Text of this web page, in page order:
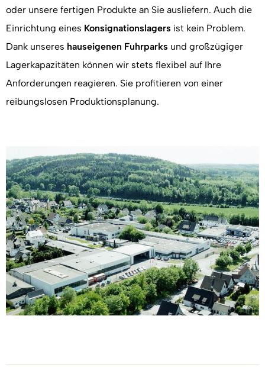
oder unsere fertigen Produkte an Sie ausliefern. Auch die
Einrichtung eines Konsignationslagers ist kein Problem.
Dank unseres hauseigenen Fuhrparks und großzügiger
Lagerkapazitäten können wir stets flexibel auf Ihre
Anforderungen reagieren. Sie profitieren von einer
reibungslosen Produktionsplanung.